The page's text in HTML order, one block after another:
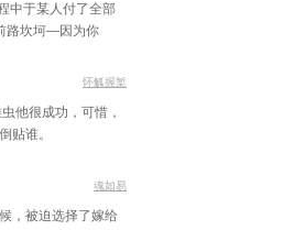
赶往刑部复审
骇人死亡山谷
章 冯家村合姑娘
中于某人付了全部
路坎坷—因为你
怀觚握椠
他很成功，可惜，
贴谁。
魂如易
，被迫选择了嫁给